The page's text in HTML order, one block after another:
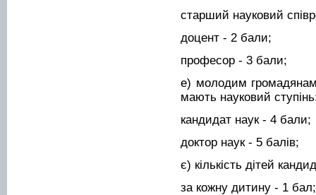
старший науковий
доцент - 2 бали;
професор - 3 бали;
е) молодим
мають науковий
кандидат наук - 4 бали;
доктор наук - 5 балів;
є) кількість дітей
за кожну дитину - 1 бал;